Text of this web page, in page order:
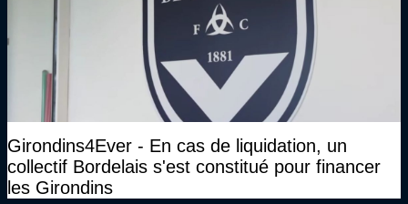
Girondins4Ever - En cas de liquidation, un
collectif Bordelais s'est constitué pour financer
les Girondins